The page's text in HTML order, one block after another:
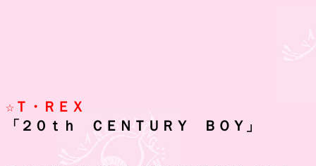
☆Ｔ・ＲＥＸ
「２０ｔｈ　ＣＥＮＴＵＲＹ　ＢＯＹ」